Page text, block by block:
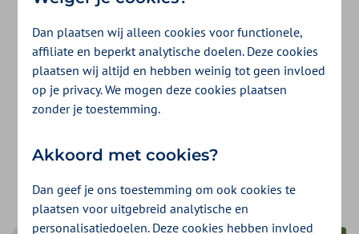
Wij helpen je graag
Heb je het antwoord op je vraag niet kunnen
vinden? Neem gerust contact met ons op.
regelen? Dat scheelt weer tijd!
Dan plaatsen wij alleen cookies voor functionele,
affiliate en beperkt analytische doelen. Deze cookies
plaatsen wij altijd en hebben weinig tot geen invloed
op je privacy. We mogen deze cookies plaatsen
zonder je toestemming.
Akkoord met cookies?
Dan geef je ons toestemming om ook cookies te
plaatsen voor uitgebreid analytische en
personalisatiedoelen. Deze cookies hebben invloed